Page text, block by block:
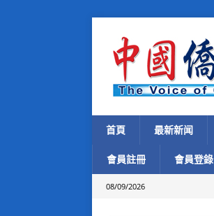
首頁 最新新闻
會員註冊 會員登錄
08/09/2026